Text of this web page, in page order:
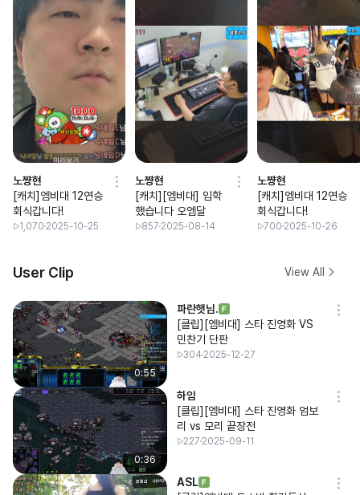
노쨩현
[캐치]엠비대 12연승
회식갑니다!
1,070 2025-10-25
노쨩현
[캐치][엠비대] 입학
했습니다 오엠달
857 2025-08-14
노쨩현
[캐치]엠비대 12연승
회식갑니다!
700 2025-10-26
User Clip View All
0:55
파란햇님.
[클립][엠비대] 스타 진영화 VS
민찬기 단판
304 2025-12-27
0:36
하임
[클립][엠비대] 스타 진영화 엄보
리 vs 모리 끝장전
227 2025-09-11
ASL